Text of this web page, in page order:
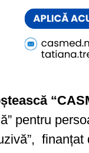
“
pentru